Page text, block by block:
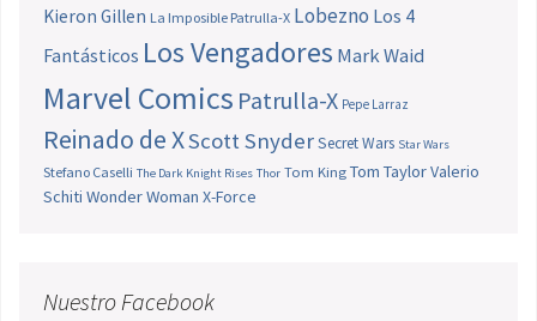
Kieron Gillen La Imposible Patrulla-X Lobezno Los 4
Fantásticos Los Vengadores Mark Waid
Marvel Comics Patrulla-X Pepe Larraz
Reinado de XScott SnyderSecret Wars Star Wars
Stefano Caselli The Dark Knight Rises Thor Tom King Tom TaylorValerio
Schiti Wonder Woman X-Force
Nuestro Facebook